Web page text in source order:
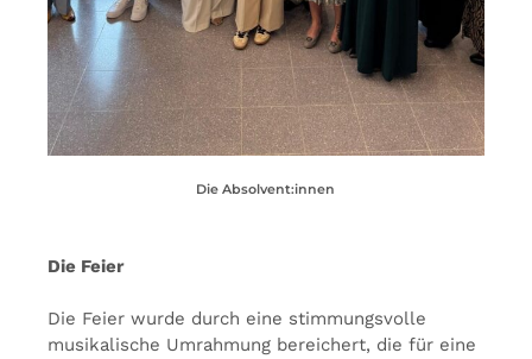
Die Absolvent:innen
Die Feier
Die Feier wurde durch eine stimmungsvolle
musikalische Umrahmung bereichert, die für eine